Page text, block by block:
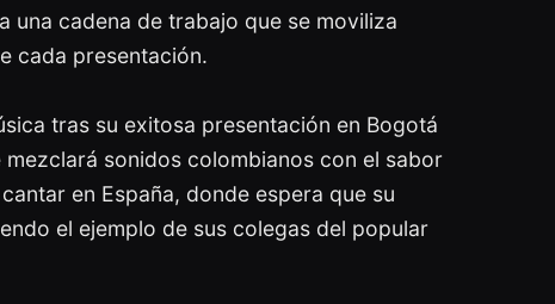
una cadena de trabajo que se moviliza
cada presentación.
tras su exitosa presentación en Bogotá
sonidos colombianos con el sabor
en España, donde espera que su
el ejemplo de sus colegas del popular